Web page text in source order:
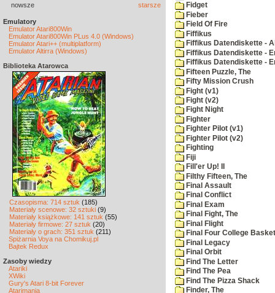
nowsze starsze
Emulatory
Emulator Atari800Win
Emulator Atari800Win PLus 4.0 (Windows)
Emulator Atari++ (multiplatform)
Emulator Altirra (Windows)
Biblioteka Atarowca
Czasopisma: 714 sztuk (185)
Materiały scenowe: 32 sztuki (9)
Materiały książkowe: 141 sztuk (55)
Materiały firmowe: 27 sztuk (20)
Materiały o grach: 351 sztuk (211)
Spiżarnia Voya na Chomikuj.pl
Bajtek Redux
Zasoby wiedzy
Atariki
XWiki
Gury's Atari 8-bit Forever
Atarimania
Fidget
Fieber
Field Of Fire
Fiffikus
Fiffikus Datendiskette -
Fiffikus Datendiskette -
Fiffikus Datendiskette -
Fifteen Puzzle, The
Fifty Mission Crush
Fight (v1)
Fight (v2)
Fight Night
Fighter
Fighter Pilot (v1)
Fighter Pilot (v2)
Fighting
Fiji
Fill'er Up! II
Filthy Fifteen, The
Final Assault
Final Conflict
Final Exam
Final Fight, The
Final Flight
Final Four College
Final Legacy
Final Orbit
Find The Letter
Find The Pea
Find The Pizza Shack
Finder, The